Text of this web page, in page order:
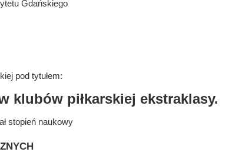
Gdańskiego
pod tytułem:
klubów piłkarskiej ekstraklasy.
stopień naukowy